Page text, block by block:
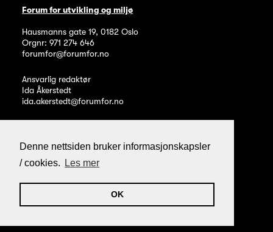
Denne nettsiden bruker informasjonskapsler
/ cookies.
Les mer
OK
Forum for utvikling og miljø
Hausmanns gate 19, 0182 Oslo
Orgnr: 971 274 646
forumfor@forumfor.no
Ansvarlig redaktør
Ida Åkerstedt
ida.akerstedt@forumfor.no
Webpublisering fra Noop